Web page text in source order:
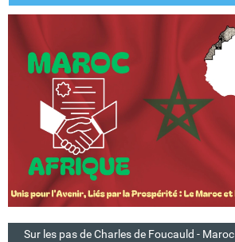
Sur les pas de Charles de Foucauld - Maroc